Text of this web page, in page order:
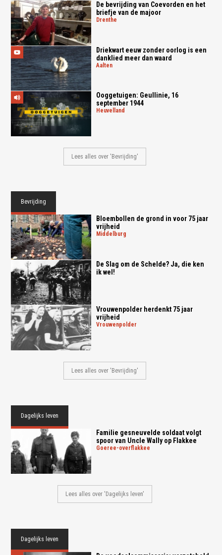
De bevrijding van Coevorden en het
briefje van de majoor
drenthe
Driekwart eeuw zonder oorlog is een
danklied meer dan waard
aalten
Ooggetuigen: Geullinie, 16
september 1944
heuvelland
Lees alles over 'Bevrijding'
Bevrijding
Bloembollen de grond in voor 75 jaar
vrijheid
middelburg
De Slag om de Schelde? Ja, die ken
ik wel!
Vrouwenpolder herdenkt 75 jaar
vrijheid
vrouwenpolder
Lees alles over 'Bevrijding'
Dagelijks leven
Familie gesneuvelde soldaat volgt
spoor van Uncle Wally op Flakkee
goeree-overflakkee
Lees alles over 'Dagelijks leven'
Dagelijks leven